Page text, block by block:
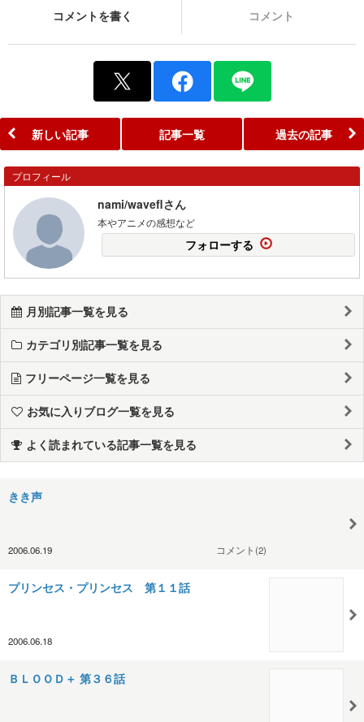
コメントを書く コメント
新しい記事 記事一覧 過去の記事
プロフィール
nami/waveflさん
本やアニメの感想など
フォローする
月別記事一覧を見る
カテゴリ別記事一覧を見る
フリーページ一覧を見る
お気に入りブログ一覧を見る
よく読まれている記事一覧を見る
きき声
2006.06.19 コメント(2)
プリンセス・プリンセス 第１１話
2006.06.18
ＢＬＯＯＤ＋ 第３６話